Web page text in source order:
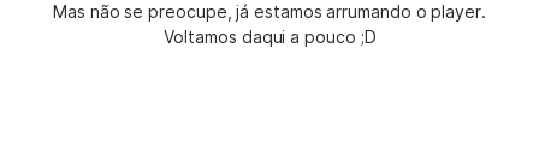
Mas não se preocupe, já estamos arrumando o player.
Voltamos daqui a pouco ;D